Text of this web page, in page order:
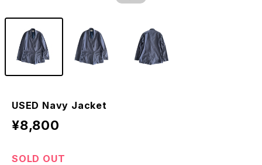
USED Navy Jacket
¥8,800
SOLD OUT